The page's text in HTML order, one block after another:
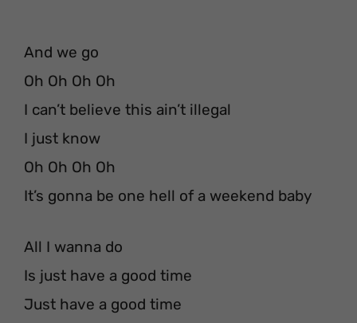
And we go
Oh Oh Oh Oh
I can’t believe this ain’t illegal
I just know
Oh Oh Oh Oh
It’s gonna be one hell of a weekend baby
All I wanna do
Is just have a good time
Just have a good time